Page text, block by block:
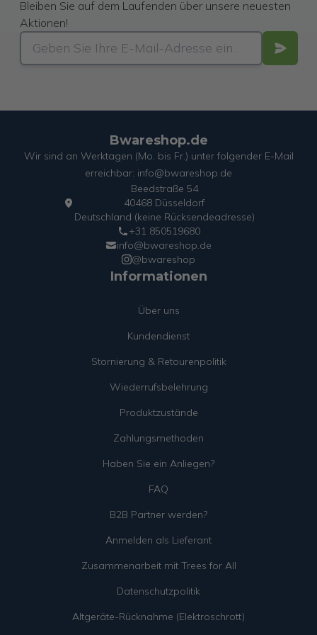
Bleiben Sie auf dem Laufenden über unsere neuesten
Aktionen!
Bwareshop.de
Wir sind an Werktagen (Mo. bis Fr.) unter folgender E-Mail
erreichbar: info@bwareshop.de
Beedstraße 54
40468 Düsseldorf
Deutschland (keine Rücksendeadresse)
+31 850519680
info@bwareshop.de
@bwareshop
Informationen
Über uns
Kundendienst
Stornierung & Retourenpolitik
Wiederrufsbelehrung
Produktzustände
Zahlungsmethoden
Haben Sie ein Anliegen?
FAQ
B2B Partner werden?
Anmelden als Lieferant
Zusammenarbeit mit Trees for All
Datenschutzpolitik
Altgeräte-Rücknahme (Elektroschrott)